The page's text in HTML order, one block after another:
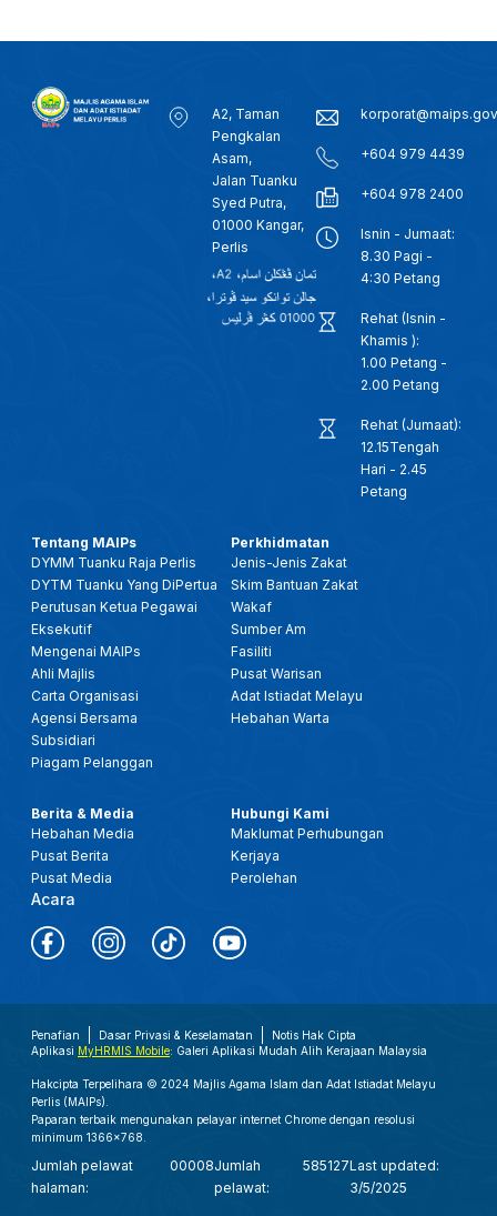
A2, Taman
Pengkalan
Asam,
Jalan Tuanku
Syed Putra,
01000 Kangar,
Perlis
+604 979 4439
+604 978 2400
Isnin - Jumaat:
8.30 Pagi -
4:30 Petang
Rehat (Isnin -
Khamis ):
1.00 Petang -
2.00 Petang
Rehat (Jumaat):
12.15Tengah
Hari - 2.45
Petang
Tentang MAIPs
DYMM Tuanku Raja Perlis
DYTM Tuanku Yang DiPertua
Perutusan Ketua Pegawai
Eksekutif
Mengenai MAIPs
Ahli Majlis
Carta Organisasi
Agensi Bersama
Subsidiari
Piagam Pelanggan
Perkhidmatan
Jenis-Jenis Zakat
Skim Bantuan Zakat
Wakaf
Sumber Am
Fasiliti
Pusat Warisan
Adat Istiadat Melayu
Hebahan Warta
Berita & Media
Hebahan Media
Pusat Berita
Pusat Media
Acara
Hubungi Kami
Maklumat Perhubungan
Kerjaya
Perolehan
Penafian Dasar Privasi & Keselamatan
Notis Hak Cipta
Aplikasi MyHRMIS Mobile: Galeri Aplikasi Mudah Alih Kerajaan Malaysia
Hakcipta Terpelihara © 2024 Majlis Agama Islam dan Adat Istiadat Melayu
Perlis (MAIPs).
Paparan terbaik mengunakan pelayar internet Chrome dengan resolusi
minimum 1366x768.
Jumlah pelawat
halaman:
00008Jumlah
pelawat:
585127Last updated:
3/5/2025